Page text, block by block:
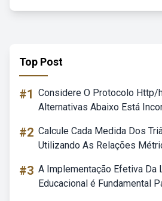
Top Post
#1 Considere O Protocolo Http/
Alternativas Abaixo Está
#2 Calcule Cada Medida Dos
Utilizando As Relações
#3 A Implementação Efetiva Da
Educacional é Fundamental